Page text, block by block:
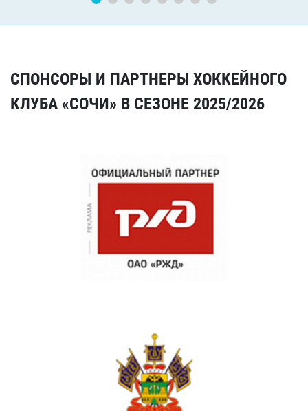
СПОНСОРЫ И ПАРТНЕРЫ ХОККЕЙНОГО
КЛУБА «СОЧИ» В СЕЗОНЕ 2025/2026